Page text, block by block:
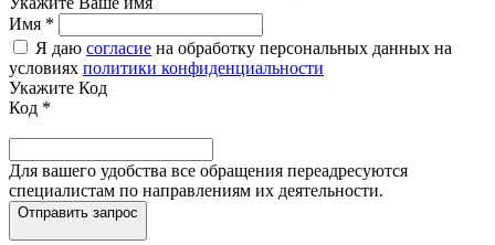
Имя *
Я даю согласие на обработку персональных данных на
условиях политики конфиденциальности
Укажите Код
Код *
Для вашего удобства все обращения переадресуются
специалистам по направлениям их деятельности.
Отправить запрос